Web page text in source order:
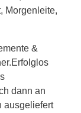
Morgenleite,
&
dann an
ausgeliefert